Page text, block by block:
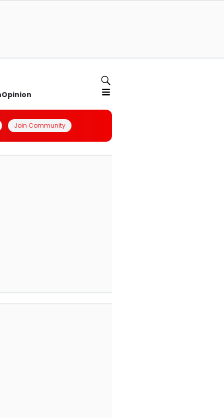
Opinion
Join Community